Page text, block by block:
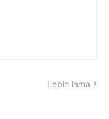
Lebih lama